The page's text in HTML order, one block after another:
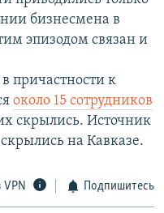
бизнесмена в
эпизодом связан и
причастности к
около 15 сотрудников
скрылись. Источник
на Кавказе.
VPN Подпишитесь